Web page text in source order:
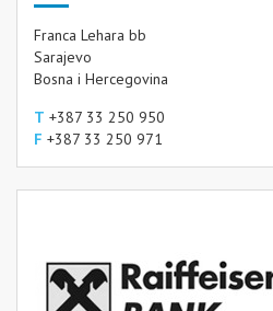
Franca Lehara bb
Sarajevo
Bosna i Hercegovina
T +387 33 250 950
F +387 33 250 971